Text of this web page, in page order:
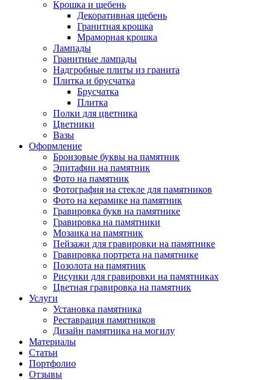
Крошка и щебень
Декоративная щебень
Гранитная крошка
Мраморная крошка
Лампады
Гранитные лампады
Надгробные плиты из гранита
Плитка и брусчатка
Брусчатка
Плитка
Полки для цветника
Цветники
Вазы
Оформление
Бронзовые буквы на памятник
Эпитафии на памятник
Фото на памятник
Фотография на стекле для памятников
Фото на керамике на памятник
Гравировка букв на памятнике
Гравировка на памятники
Мозаика на памятник
Пейзажи для гравировки на памятнике
Гравировка портрета на памятнике
Позолота на памятник
Рисунки для гравировки на памятниках
Цветная гравировка на памятник
Услуги
Установка памятника
Реставрация памятников
Дизайн памятника на могилу
Материалы
Статьи
Портфолио
Отзывы